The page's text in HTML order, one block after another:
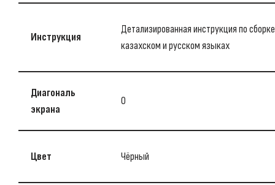
Инструкция
Детализированная инструкция по
казахском и русском языках
Диагональ
экрана
0
Цвет Чёрный